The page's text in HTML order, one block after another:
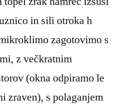
in sili otroka h
zagotovimo s
z večkratnim
(okna odpiramo le
zraven), s polaganjem